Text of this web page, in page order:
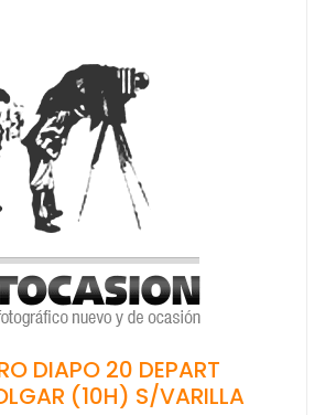
DIAPO 20 DEPART
(10H) S/VARILLA